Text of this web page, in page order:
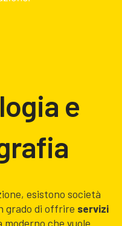
e
esistono società
grado di offrire servizi
che vuole